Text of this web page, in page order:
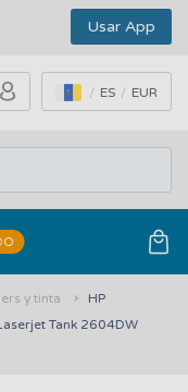
Usar App
ES EUR
y tinta
HP
Tank 2604DW